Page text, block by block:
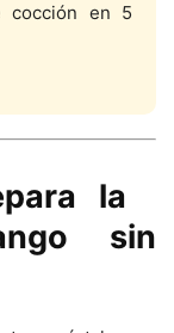
cocción en 5
la
sin